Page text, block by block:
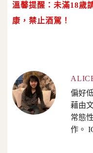
溫馨提醒：未滿18歲
康，禁止酒駕！
偏好
藉由
常態
作。